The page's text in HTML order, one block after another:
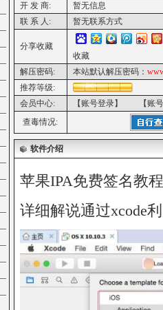
开 发 商:
暂无信息
联 系 人:
暂无联系方式
分享收藏
收藏
解压密码:
本站默认解压密码：
推荐等级:
会员中心:
【账号登录】
【账
查毒情况:
软件介绍
苹果IPA免费签名教程
详细解说通过xcode